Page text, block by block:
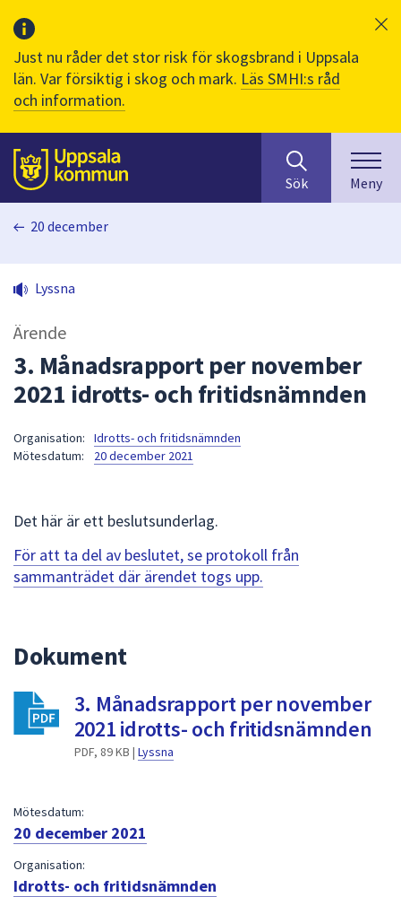
Just nu råder det stor risk för skogsbrand i Uppsala
län. Var försiktig i skog och mark. Läs SMHI:s råd
och information.
Till sidans
huvudinnehåll
efter
innehåll
på
sökfältet
kommer
sökförslag
för
att
navigera
för
att
Sök Meny
20 december
Lyssna
Ärende
3. Månadsrapport per november
2021 idrotts- och fritidsnämnden
Organisation:
Idrotts- och fritidsnämnden
Mötesdatum:
20 december 2021
Det här är ett beslutsunderlag.
För att ta del av beslutet, se protokoll från
sammanträdet där ärendet togs upp.
Dokument
3. Månadsrapport per november
2021 idrotts- och fritidsnämnden
PDF, 89 KB | Lyssna
Mötesdatum:
20 december 2021
Organisation:
Idrotts- och fritidsnämnden